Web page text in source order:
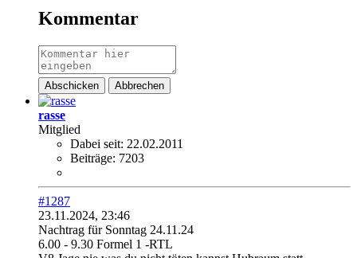
Kommentar
Abschicken Abbrechen
rasse
Mitglied
Dabei seit: 22.02.2011
Beiträge: 7203
#1287
23.11.2024, 23:46
Nachtrag für Sonntag 24.11.24
6.00 - 9.30 Formel 1 -RTL